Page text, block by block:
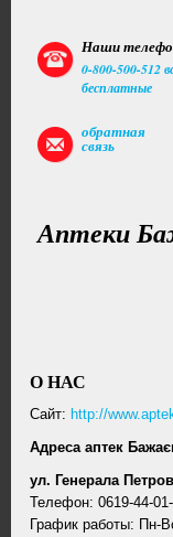
Наши
0-800-500-512
бесплатные
обратная
связь
Аптеки
О НАС
Cайт: http://
Адреса аптек
ул. Генерала
Телефон: 0619-44-
График работы: Пн-